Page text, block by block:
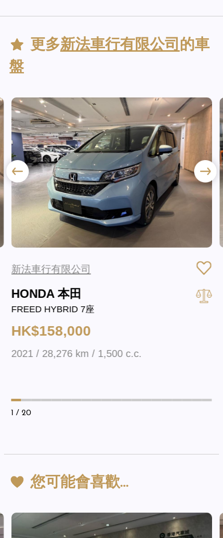
更多新法車行有限公司 的車
盤
新法車行有限公司
HONDA 本田
FREED HYBRID 7座
HK$158,000
2021 / 28,276 km / 1,500 c.c.
1 / 20
您可能會喜歡…